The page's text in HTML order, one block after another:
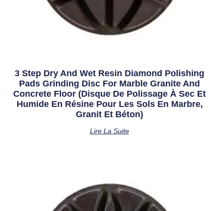
3 Step Dry And Wet Resin Diamond Polishing
Pads Grinding Disc For Marble Granite And
Concrete Floor (disque De Polissage À Sec Et
Humide En Résine Pour Les Sols En Marbre,
Granit Et Béton)
Lire La Suite